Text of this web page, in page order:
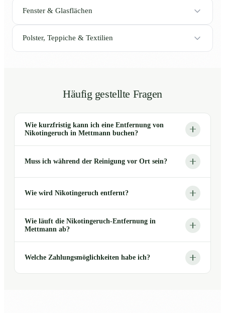
Fenster & Glasflächen
Polster, Teppiche & Textilien
Häufig gestellte Fragen
Wie kurzfristig kann ich eine Entfernung von
Nikotingeruch in Mettmann buchen?
Muss ich während der Reinigung vor Ort sein?
Wie wird Nikotingeruch entfernt?
Wie läuft die Nikotingeruch-Entfernung in
Mettmann ab?
Welche Zahlungsmöglichkeiten habe ich?